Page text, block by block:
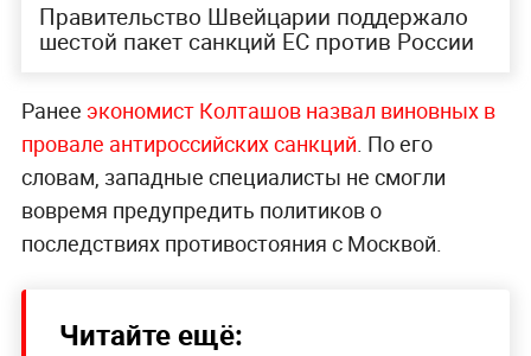
Правительство Швейцарии поддержало
шестой пакет санкций ЕС против России
Ранее экономист Колташов назвал виновных в
провале антироссийских санкций. По его
словам, западные специалисты не смогли
вовремя предупредить политиков о
последствиях противостояния с Москвой.
Читайте ещё: